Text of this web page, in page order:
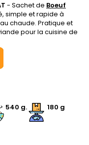
- Sachet de Boeuf
simple et rapide à
chaude. Pratique et
pour la cuisine de
540 g. 180 g